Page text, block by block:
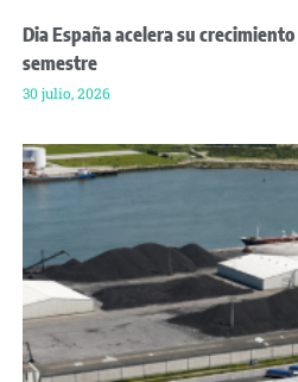
Dia España acelera su
semestre
30 julio, 2026